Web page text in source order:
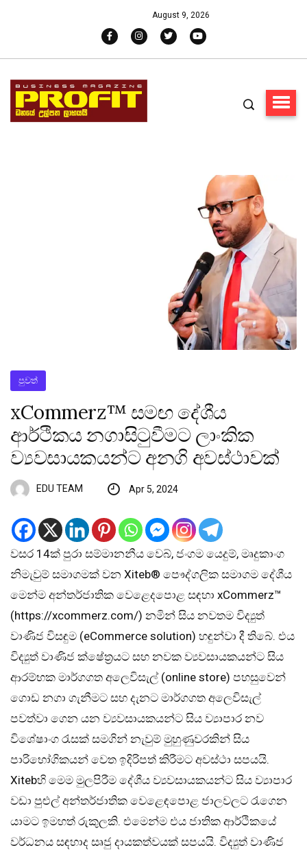
August 9, 2026
පුවත්
xCommerz™ සමඟ දේශීය
ආර්ථිකය නගාසිටුවීමට ලාංකික
ව්‍යවසායකයන්ට අනගි අවස්ථාවක්
EDU TEAM Apr 5, 2024
වසර 14ක් පුරා සම්මානනීය වෙබ්, ජංගම යෙදුම්, මෘදුකාංග
නිමැවුම් සමාගමක් වන Xiteb® පෞද්ගලික සමාගම දේශීය
මෙන්ම අන්තර්ජාතික වෙළෙදපොළ සඳහා xCommerz™
(https://xcommerz.com/) නමින් සිය නවතම විද්‍යුත්
වාණිජ විසඳුම (eCommerce solution) හඳුන්වා දී තිබේ. එය
විද්‍යුත් වාණිජ ක්ෂේත්‍රයට සහ නවක ව්‍යවසායකයන්ට සිය
ආරම්භක මාර්ගගත අලෙවිසැල් (online store) පහසුවෙන්
ගොඩ නගා ගැනීමට සහ දැනට මාර්ගගත අලෙවිසැල්
පවත්වා ගෙන යන ව්‍යවසායකයන්ට සිය ව්‍යාපාර නව
විශේෂාංග රැසක් සමගින් නැවුම් මුහුණුවරකින් සිය
පාරිභෝගිකයන් වෙත ඉදිරිපත් කිරීමට අවස්ථා සපයයි.
Xitebහි මෙම මුලපිරීම දේශීය ව්‍යවසායකයන්ට සිය ව්‍යාපාර
වඩා පුළුල් අන්තර්ජාතික වෙළෙඳපොළ ජාලවලට රැගෙන
යාමට ඉමහත් රුකුලකි. එමෙන්ම එය ජාතික ආර්ථිකයේ
වර්ධනය සඳහාද සෘජු දායකත්වයක් සපයයි. විද්‍යුත් වාණිජ